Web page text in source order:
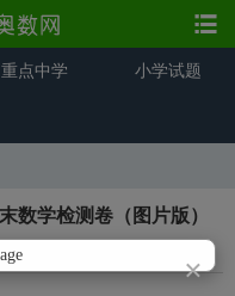
×
重点中学 小学试题
数学检测卷（图片版）